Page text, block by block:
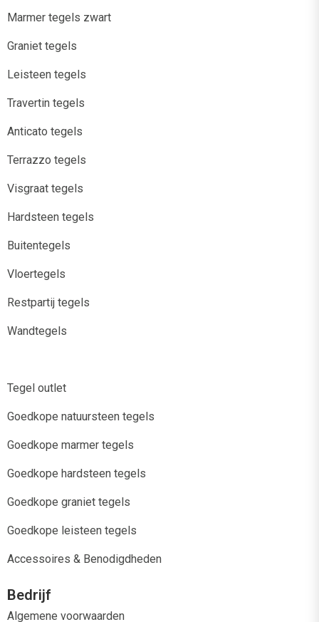
Marmer tegels zwart
Graniet tegels
Leisteen tegels
Travertin tegels
Anticato tegels
Terrazzo tegels
Visgraat tegels
Hardsteen tegels
Buitentegels
Vloertegels
Restpartij tegels
Wandtegels
Tegel outlet
Goedkope natuursteen tegels
Goedkope marmer tegels
Goedkope hardsteen tegels
Goedkope graniet tegels
Goedkope leisteen tegels
Accessoires & Benodigdheden
Bedrijf
Algemene voorwaarden